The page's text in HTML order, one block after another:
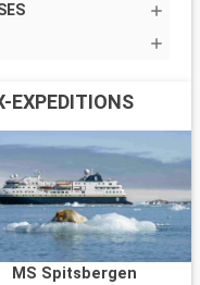
EXPEDITIONS
MS Spitsbergen